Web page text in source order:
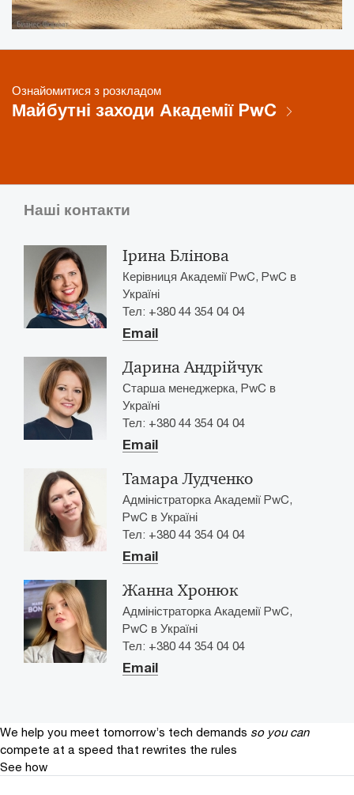
Ознайомитися з розкладом
Майбутні заходи Академії PwC
Наші контакти
Ірина Блінова
Керівниця Академії PwC, PwC в
Україні
Тел: +380 44 354 04 04
Email
Дарина Андрійчук
Старша менеджерка, PwC в
Україні
Тел: +380 44 354 04 04
Email
Тамара Лудченко
Адміністраторка Академії PwC,
PwC в Україні
Тел: +380 44 354 04 04
Email
Жанна Хронюк
Адміністраторка Академії PwC,
PwC в Україні
Тел: +380 44 354 04 04
Email
We help you meet tomorrow’s tech demands so you can
compete at a speed that rewrites the rules
See how